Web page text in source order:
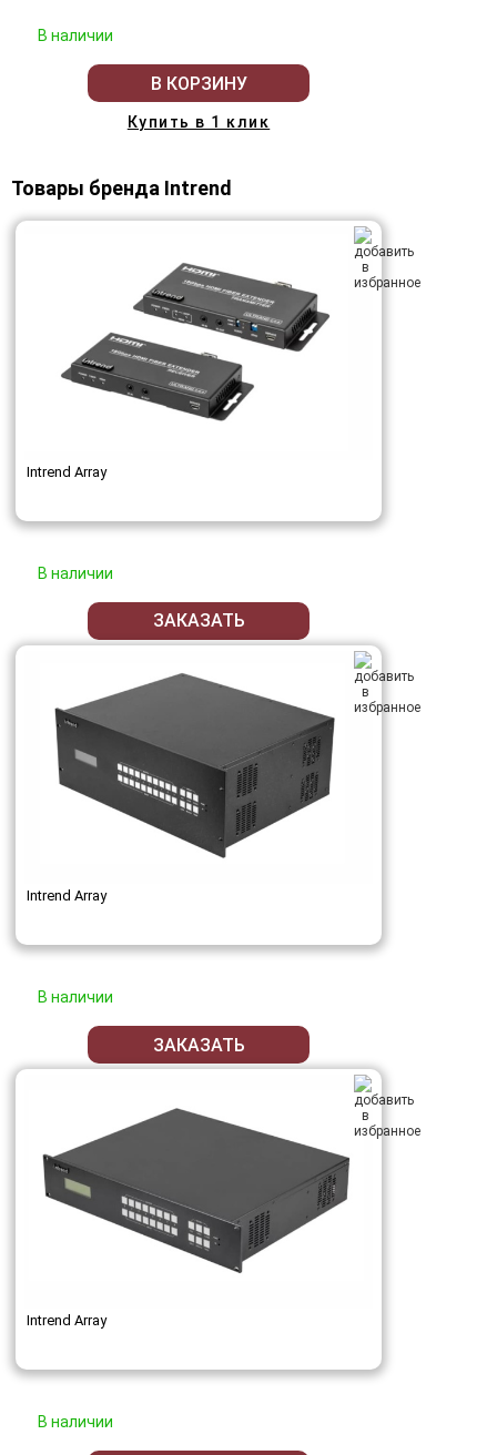
В наличии
В КОРЗИНУ
Купить в 1 клик
Товары бренда Intrend
Intrend Array
В наличии
ЗАКАЗАТЬ
Intrend Array
В наличии
ЗАКАЗАТЬ
Intrend Array
В наличии